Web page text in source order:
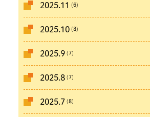
2025.11 (6)
2025.10(8)
2025.9(7)
2025.8(7)
2025.7 (8)